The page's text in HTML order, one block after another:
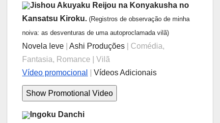
Jishou Akuyaku Reijou na Konyakusha no
Kansatsu Kiroku. (Registros de observação de minha
noiva: as desventuras de uma autoproclamada vilã)
Novela leve Ashi Produções
| Comédia,
Fantasia, Romance | Vilã
Vídeo promocional
Vídeos Adicionais
Ingoku Danchi